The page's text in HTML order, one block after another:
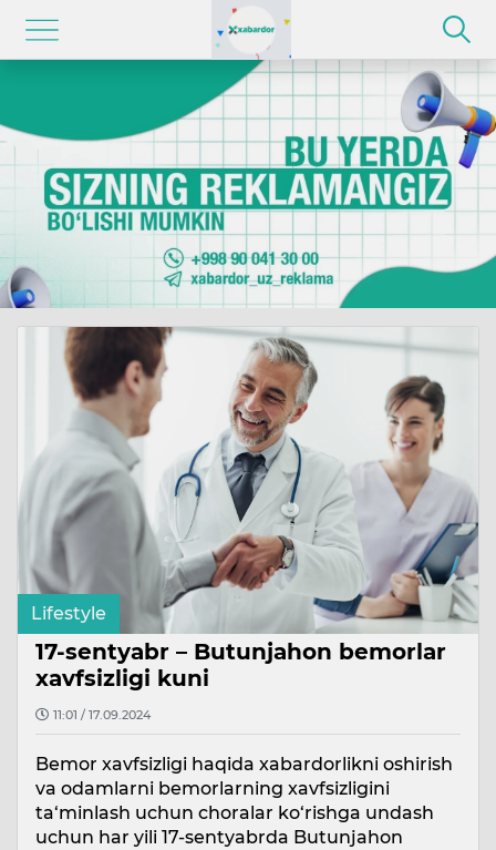
Lifestyle
17-sentyabr – Butunjahon bemorlar
xavfsizligi kuni
11:01 / 17.09.2024
Bemor xavfsizligi haqida xabardorlikni oshirish
va odamlarni bemorlarning xavfsizligini
ta‘minlash uchun choralar ko‘rishga undash
uchun har yili 17-sentyabrda Butunjahon